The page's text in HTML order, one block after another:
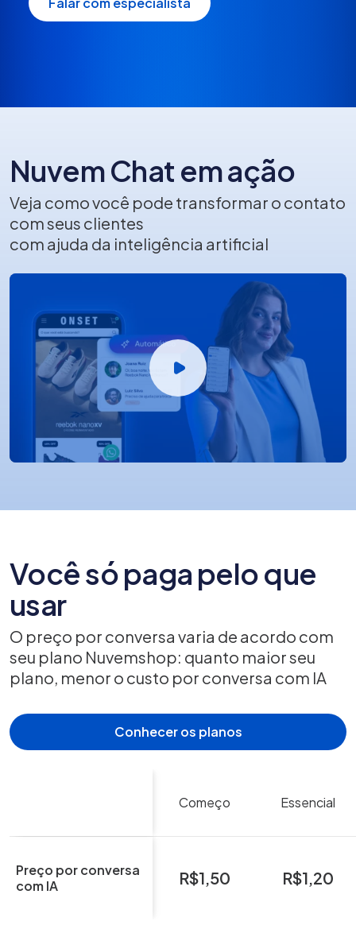
Nuvem Chat em ação
Veja como você pode transformar o contato
com seus clientes
com ajuda da inteligência artificial
Você só paga pelo que
usar
O preço por conversa varia de acordo com
seu plano Nuvemshop: quanto maior seu
plano, menor o custo por conversa com IA
Conhecer os planos
Começo Essencial
Preço por conversa
com IA
R$1,50 R$1,20